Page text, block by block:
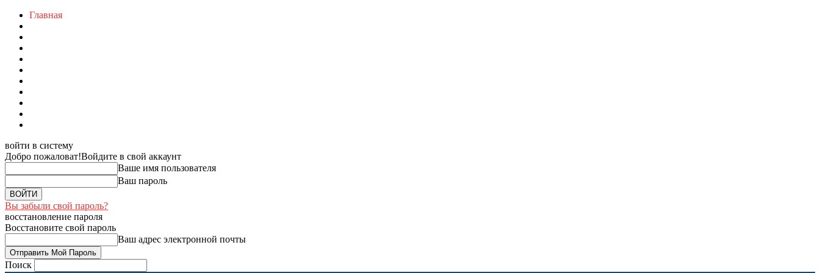
Главная
войти в систему
Добро пожаловат!Войдите в свой аккаунт
Ваше имя пользователя
Ваш пароль
Вы забыли свой пароль?
восстановление пароля
Восстановите свой пароль
Ваш адрес электронной почты
Поиск